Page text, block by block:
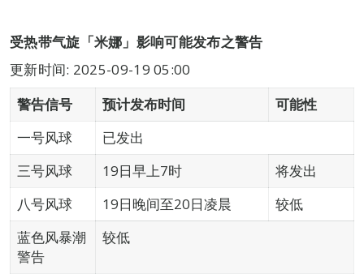
受热带气旋「米娜」影响可能发布之警告
更新时间: 2025-09-19 05:00
警告信号
预计发布时间
可能性
一号风球
已发出
三号风球
19日早上7时
将发出
八号风球
19日晚间至20日凌晨
较低
蓝色风暴潮
警告
较低